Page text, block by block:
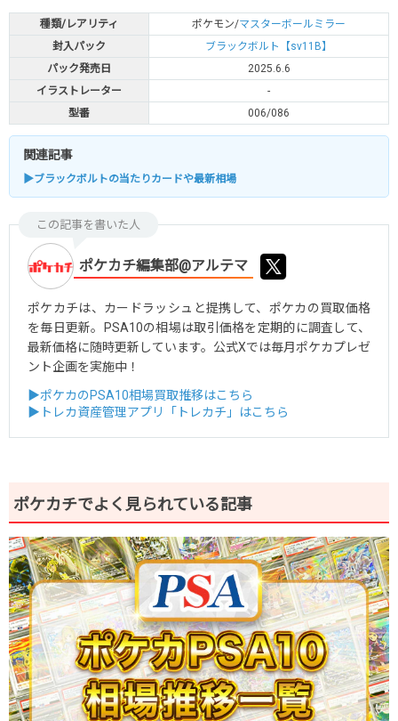
種類/レアリティ ポケモン/マスターボールミラー
封入パック
ブラックボルト【sv11B】
パック発売日
2025.6.6
イラストレーター
-
型番
006/086
関連記事
▶ブラックボルトの当たりカードや最新相場
この記事を書いた人
ポケカチ編集部@アルテマ
ポケカチは、カードラッシュと提携して、ポケカの買取価格
を毎日更新。PSA10の相場は取引価格を定期的に調査して、
最新価格に随時更新しています。公式Xでは毎月ポケカプレゼ
ント企画を実施中！
▶ポケカのPSA10相場買取推移はこちら
▶トレカ資産管理アプリ「トレカチ」はこちら
ポケカチでよく見られている記事